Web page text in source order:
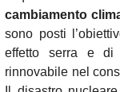
cambiamento
sono posti
effetto serra e di
rinnovabile nel